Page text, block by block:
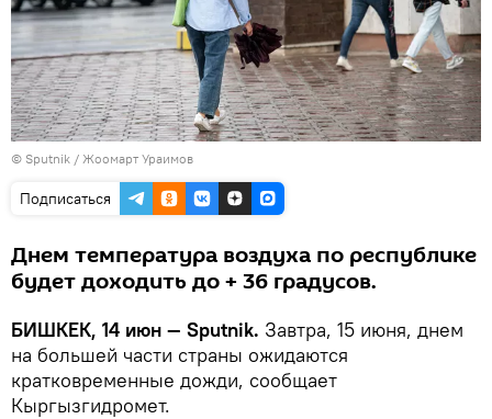
© Sputnik / Жоомарт Ураимов
Подписаться
Днем температура воздуха по республике
будет доходить до + 36 градусов.
БИШКЕК, 14 июн — Sputnik. Завтра, 15 июня, днем
на большей части страны ожидаются
кратковременные дожди, сообщает
Кыргызгидромет.